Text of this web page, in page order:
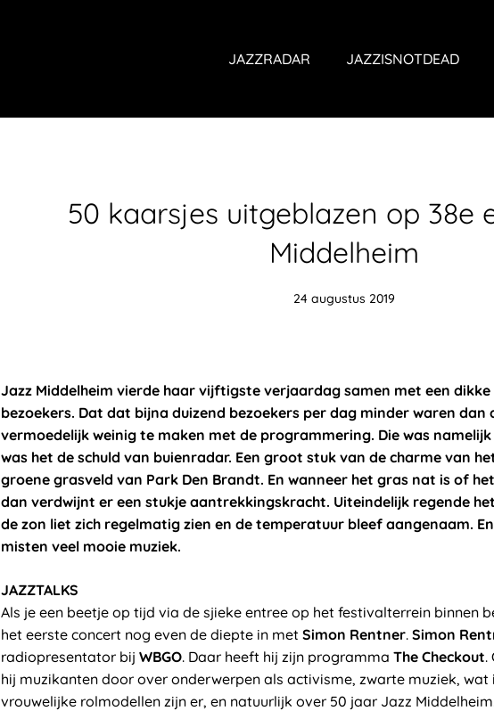
JAZZRADAR JAZZISNOTDEAD
50 kaarsjes uitgeblazen op 38e
Middelheim
24 augustus 2019
Jazz Middelheim vierde haar vijftigste verjaardag samen met een
bezoekers. Dat dat bijna duizend bezoekers per dag minder waren dan
vermoedelijk weinig te maken met de programmering. Die was
was het de schuld van buienradar. Een groot stuk van de charme van
groene grasveld van Park Den Brandt. En wanneer het gras nat is of
dan verdwijnt er een stukje aantrekkingskracht. Uiteindelijk regende
de zon liet zich regelmatig zien en de temperatuur bleef aangenaam.
misten veel mooie muziek.
JAZZTALKS
Als je een beetje op tijd via de sjieke entree op het festivalterrein binnen
het eerste concert nog even de diepte in met Simon Rentner. Simon
radiopresentator bij WBGO. Daar heeft hij zijn programma The Checkout.
hij muzikanten door over onderwerpen als activisme, zwarte muziek, wat
vrouwelijke rolmodellen zijn er, en natuurlijk over 50 jaar Jazz